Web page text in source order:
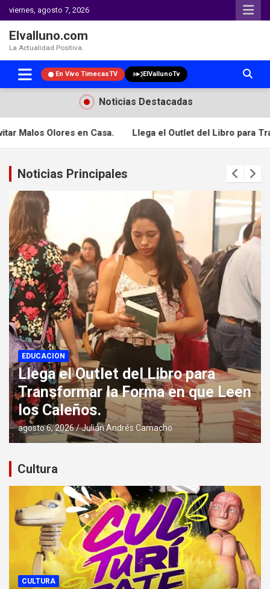
viernes, agosto 7, 2026
Elvalluno.com
La Actualidad Positiva.
En Vivo TimecasTV ElVallunoTv
Noticias Destacadas
para Transformar la Forma en que Leen los Caleños.
Noticias Principales
DEPORTES
Carrera del Pacifico en Cali
a los Mejores Atletas del
agosto 7, 2026 Julián Andrés Camacho
Cultura
CULTURA